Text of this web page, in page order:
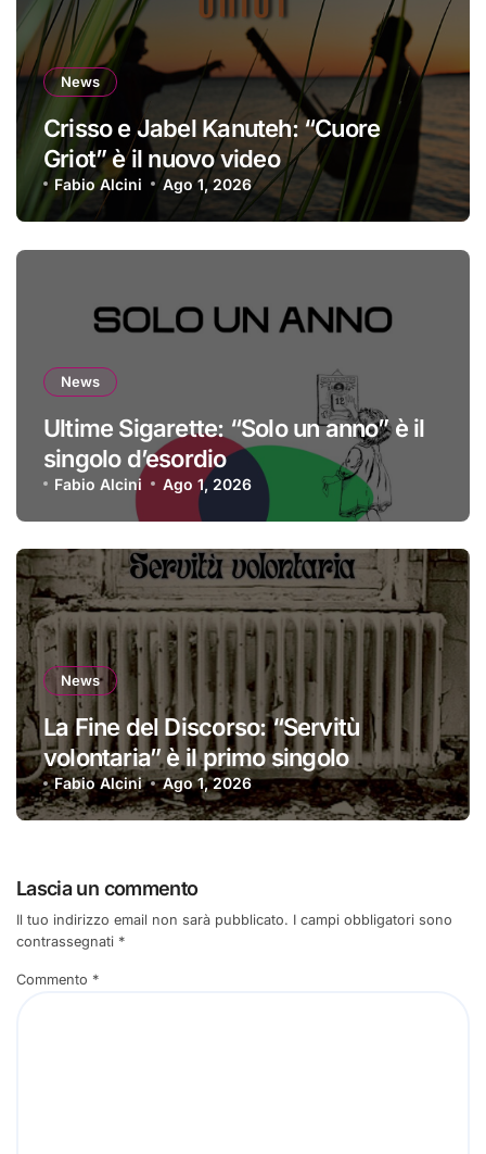
News
Crisso e Jabel Kanuteh: “Cuore
Griot” è il nuovo video
Fabio Alcini Ago 1, 2026
News
Ultime Sigarette: “Solo un anno” è il
singolo d’esordio
Fabio Alcini Ago 1, 2026
News
La Fine del Discorso: “Servitù
volontaria” è il primo singolo
Fabio Alcini Ago 1, 2026
Lascia un commento
Il tuo indirizzo email non sarà pubblicato. I campi obbligatori sono
contrassegnati *
Commento *